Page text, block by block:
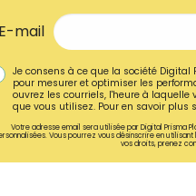
E-mail
Je consens à ce que la société
pour mesurer et optimiser les
ouvrez les courriels, l'heure à
que vous utilisez. Pour en savoir plus
Votre adresse email sera utilisée par Digital Prisma
Vous pourrez vous désinscrire en
vos droits, prenez